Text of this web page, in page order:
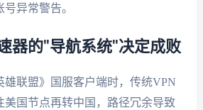
异常警告。
器的"导航系统"决定成败
雄联盟》国服客户端时，传统VPN
美国节点再转中国，路径冗余导致